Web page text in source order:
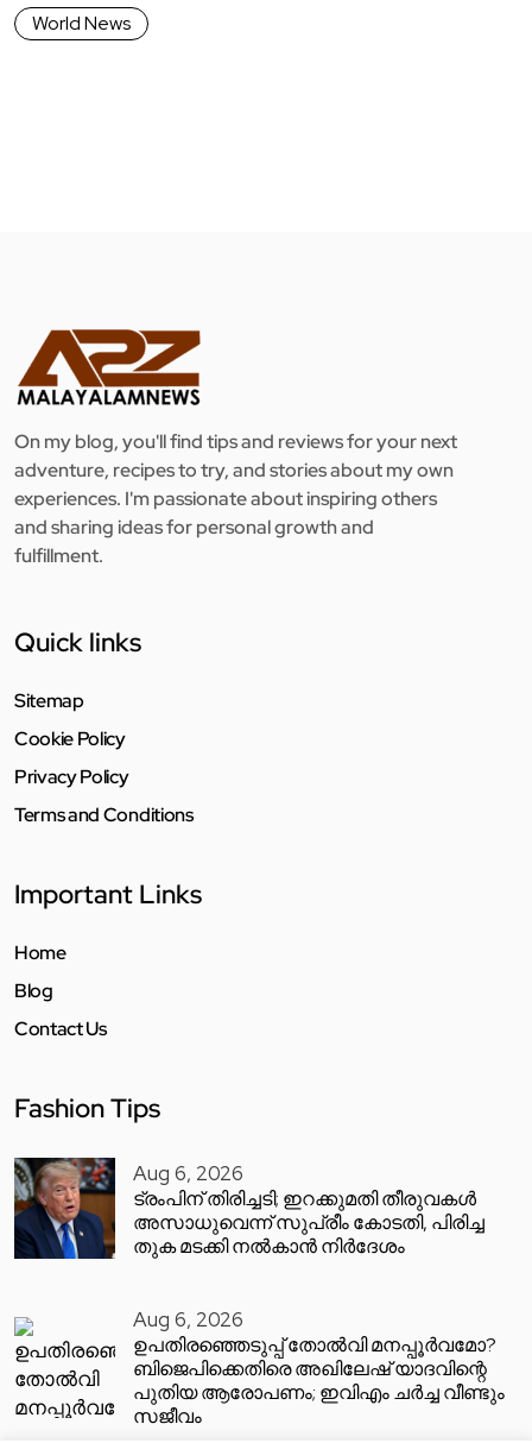
World News
On my blog, you'll find tips and reviews for your next
adventure, recipes to try, and stories about my own
experiences. I'm passionate about inspiring others
and sharing ideas for personal growth and
fulfillment.
Quick links
Sitemap
Cookie Policy
Privacy Policy
Terms and Conditions
Important Links
Home
Blog
Contact Us
Fashion Tips
Aug 6, 2026
ട്രംപിന് തിരിച്ചടി; ഇറക്കുമതി തീരുവകൾ
അസാധുവെന്ന് സുപ്രീം കോടതി, പിരിച്ച
തുക മടക്കി നൽകാൻ നിർദേശം
Aug 6, 2026
ഉപതിരഞ്ഞെടുപ്പ് തോൽവി മനപ്പൂർവമോ?
ബിജെപിക്കെതിരെ അഖിലേഷ് യാദവിന്റെ
പുതിയ ആരോപണം; ഇവിഎം ചർച്ച വീണ്ടും
സജീവം